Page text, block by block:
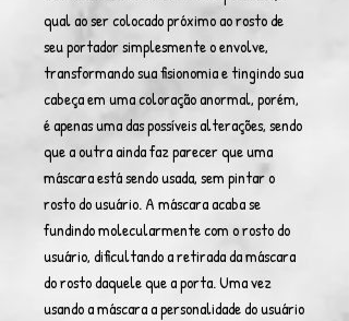
qual ao ser colocado próximo ao rosto de
seu portador simplesmente o envolve,
transformando sua fisionomia e tingindo sua
cabeça em uma coloração anormal, porém,
é apenas uma das possíveis alterações, sendo
que a outra ainda faz parecer que uma
máscara está sendo usada, sem pintar o
rosto do usuário. A máscara acaba se
fundindo molecularmente com o rosto do
usuário, dificultando a retirada da máscara
do rosto daquele que a porta. Uma vez
usando a máscara a personalidade do usuário